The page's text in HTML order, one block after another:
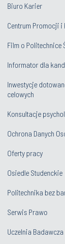
Biuro Karier
Centrum Promocji
Film o Politechnice
Informator dla
Inwestycje
celowych
Konsultacje
Ochrona Danych
Oferty pracy
Osiedle Studenckie
Politechnika bez
Serwis Prawo
Uczelnia Badawcza